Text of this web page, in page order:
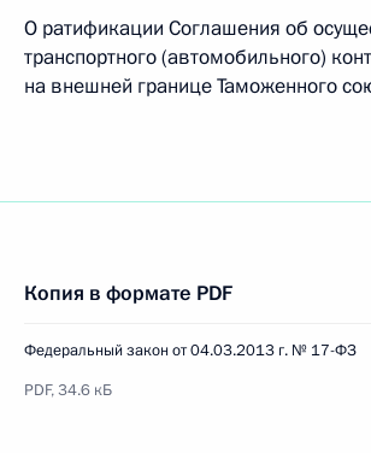
О ратификации Соглашения об
транспортного (автомобильного)
на внешней границе Таможенного
Копия в формате PDF
Федеральный закон от 04.03.2013 г. № 17-ФЗ
PDF, 34.6 кБ